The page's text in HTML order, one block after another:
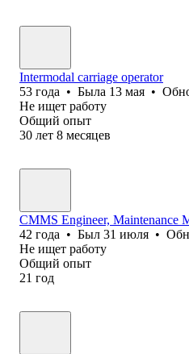
Intermodal carriage operator
53 года • Была 13 мая •
Не ищет работу
Общий опыт
30 лет 8 месяцев
CMMS Engineer, Maintenance
42 года • Был 31 июля •
Не ищет работу
Общий опыт
21 год